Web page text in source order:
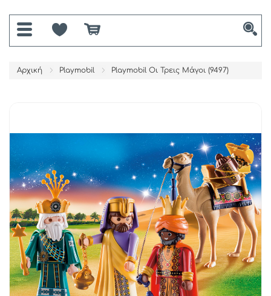
Αρχική Playmobil Playmobil Οι Τρεις Μάγοι (9497)